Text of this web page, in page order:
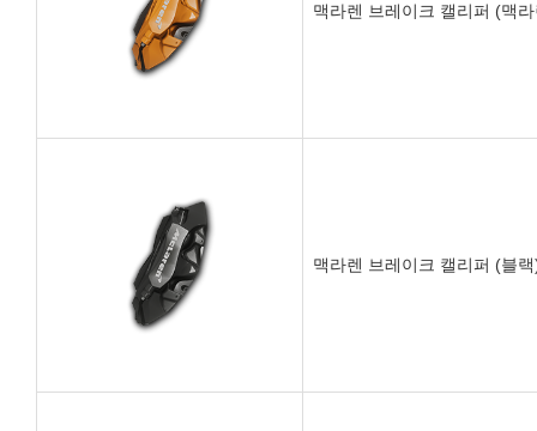
맥라렌 브레이크 캘리퍼 (맥
맥라렌 브레이크 캘리퍼 (블